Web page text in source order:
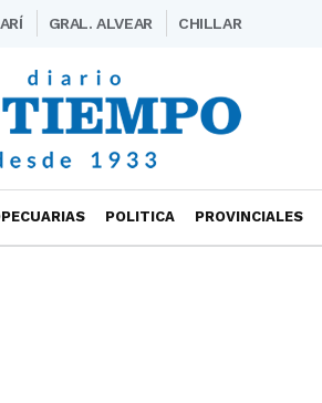
GRAL. ALVEAR CHILLAR
POLITICA PROVINCIALES